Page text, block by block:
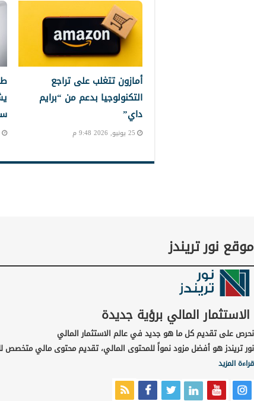
أمازون تتغلب على تراجع
التكنولوجيا بدعم من “برايم
داي”
25 يونيو, 2026 9:48 م
موقع نور تريندز
الاستثمار المالي برؤية جديدة
نحرص على تقديم كل ما هو جديد في عالم الاستثمار المالي
نور تريندز هو أفضل مزود نمواً للمحتوى المالي، تقديم محتوى مالي متخصص
قراءة المزيد